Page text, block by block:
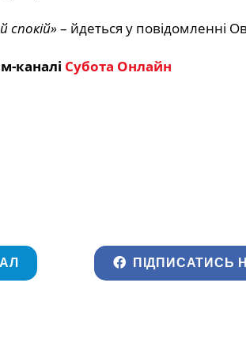
спокій»– йдеться у повідомленні
каналі Субота Онлайн
ПІДПИСАТИСЬ